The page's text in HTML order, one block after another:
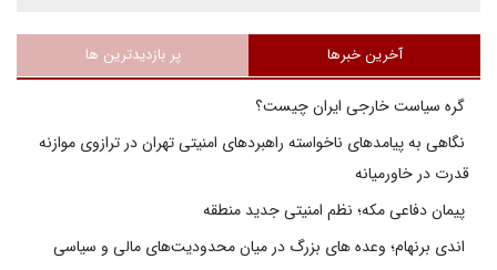
آخرین خبرها پر بازدیدترین ها
گره سیاست خارجی ایران چیست؟
نگاهی به پیامدهای ناخواسته راهبردهای امنیتی تهران در ترازوی موازنه
قدرت در خاورمیانه
پیمان دفاعی مکه؛ نظم امنیتی جدید منطقه
اندی برنهام؛ وعده های بزرگ در میان محدودیت‌های مالی و سیاسی